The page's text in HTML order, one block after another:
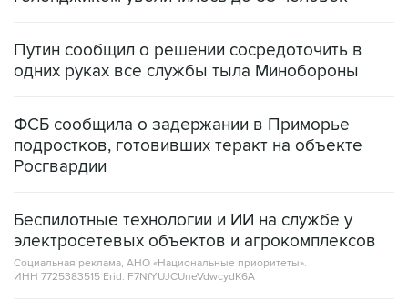
Путин сообщил о решении сосредоточить в
ФСБ сообщила о задержании в Приморье
Росгвардии
Беспилотные технологии и ИИ на службе у
Социальная реклама, АНО «Национальные приоритеты».
ИНН 7725383515 Erid: F7NfYUJCUneVdwcydK6A
Аксенов сообщил о четвертом погибшем в